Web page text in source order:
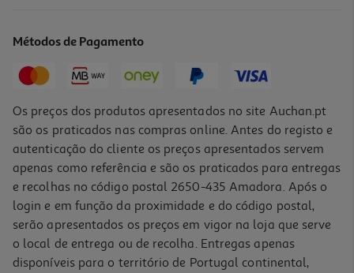
Métodos de Pagamento
Os preços dos produtos apresentados no site Auchan.pt
são os praticados nas compras online. Antes do registo e
autenticação do cliente os preços apresentados servem
apenas como referência e são os praticados para entregas
e recolhas no código postal 2650-435 Amadora. Após o
login e em função da proximidade e do código postal,
serão apresentados os preços em vigor na loja que serve
o local de entrega ou de recolha. Entregas apenas
disponíveis para o território de Portugal continental,